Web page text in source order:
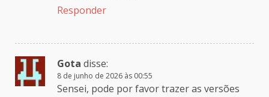
Responder
Gota disse:
8 de junho de 2026 às 00:55
Sensei, pode por favor trazer as versões